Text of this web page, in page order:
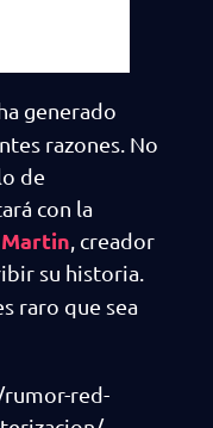
generado
razones. No
de
con la
Martin , creador
su historia.
raro que sea
red-